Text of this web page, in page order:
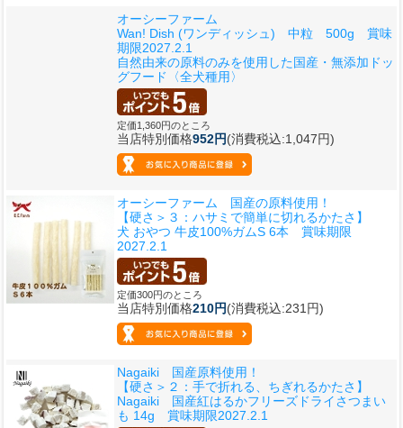
オーシーファーム
Wan! Dish (ワンディッシュ) 中粒 500g 賞味
期限2027.2.1
自然由来の原料のみを使用した国産・無添加ドッ
グフード〈全犬種用〉
定価1,360円のところ
当店特別価格952円(消費税込:1,047円)
オーシーファーム 国産の原料使用！
【硬さ＞３：ハサミで簡単に切れるかたさ】
犬 おやつ 牛皮100%ガムS 6本 賞味期限
2027.2.1
定価300円のところ
当店特別価格210円(消費税込:231円)
Nagaiki 国産原料使用！
【硬さ＞２：手で折れる、ちぎれるかたさ】
Nagaiki 国産紅はるかフリーズドライさつまい
も 14g 賞味期限2027.2.1